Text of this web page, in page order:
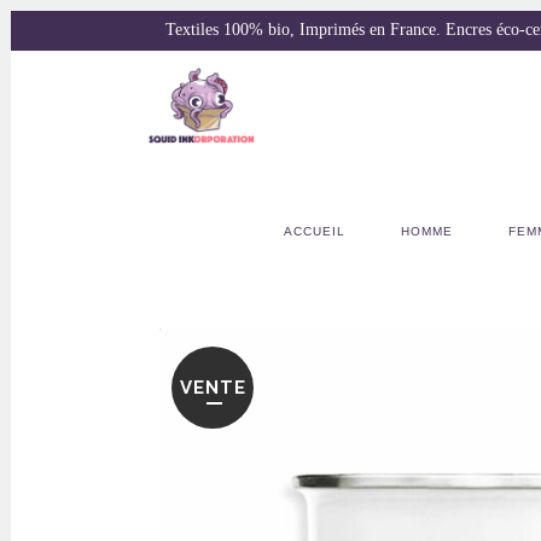
Textiles 100% bio, Imprimés en France. Encres éco-
ACCUEIL HOMME
VENTE